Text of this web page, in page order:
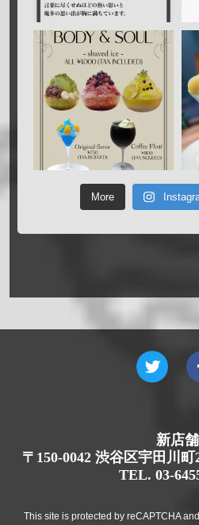
More
新店舗
〒150-0042 渋谷区宇田川
TEL. 03-
This site is protected by reCAPTCHA